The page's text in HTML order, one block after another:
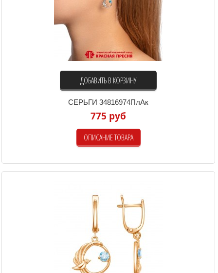
ДОБАВИТЬ В КОРЗИНУ
СЕРЬГИ 34816974ПлАк
775 руб
ОПИСАНИЕ ТОВАРА